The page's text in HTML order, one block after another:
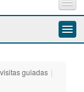
Contacto
y Sugerencias
guiadas |